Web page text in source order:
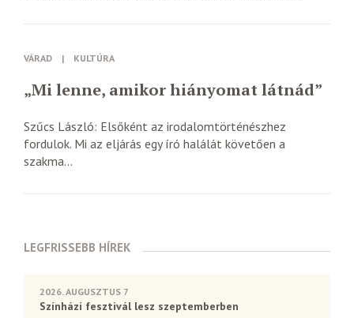
VÁRAD | KULTÚRA
„Mi lenne, amikor hiányomat látnád”
Szűcs László: Elsőként az irodalomtörténészhez
fordulok. Mi az eljárás egy író halálát követően a
szakma...
LEGFRISSEBB HÍREK
2026. AUGUSZTUS 7
Színházi fesztivál lesz szeptemberben